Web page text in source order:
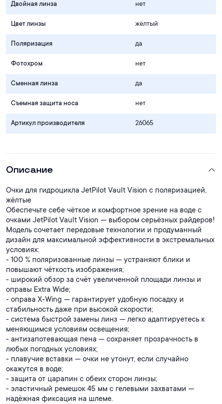
Двойная линза нет
Цвет линзы жёлтый
Поляризация да
Фотохром нет
Сменная линза да
Съемная защита носа нет
Артикул производителя 26065
Описание
Очки для гидроцикла JetPilot Vault Vision с поляризацией,
жёлтые
Обеспечьте себе чёткое и комфортное зрение на воде с
очками JetPilot Vault Vision — выбором серьёзных райдеров!
Модель сочетает передовые технологии и продуманный
дизайн для максимальной эффективности в экстремальных
условиях:
- 100 % поляризованные линзы — устраняют блики и
повышают чёткость изображения;
- широкий обзор за счёт увеличенной площади линзы и
оправы Extra Wide;
- оправа X‑Wing — гарантирует удобную посадку и
стабильность даже при высокой скорости;
- система быстрой замены линз — легко адаптируетесь к
меняющимся условиям освещения;
- антизапотевающая пена — сохраняет прозрачность в
любых погодных условиях;
- плавучие вставки — очки не утонут, если случайно
окажутся в воде;
- защита от царапин с обеих сторон линзы;
- эластичный ремешок 45 мм с гелевыми захватами —
надёжная фиксация на шлеме.